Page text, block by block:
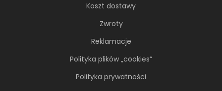
Koszt dostawy
Zwroty
Reklamacje
Polityka plików „cookies”
Polityka prywatności